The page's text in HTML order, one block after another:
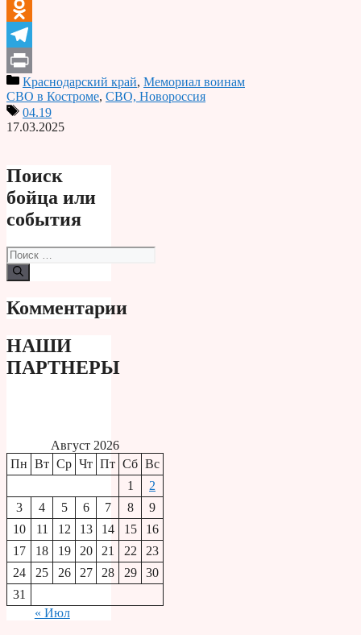
VK
Odnoklassniki
Telegram
PrintКраснодарский край, Мемориал воинам
СВО в Костроме, СВО, Новороссия
04.19
17.03.2025
Поиск
бойца или
события
Поиск:
Комментарии
НАШИ
ПАРТНЕРЫ
Август 2026
Пн Вт Ср Чт Пт Сб Вс
1
2
3
4 5 6 7 8
9
10
11 12 13 14 15
16
17
18 19 20 21 22
23
24
25 26 27 28 29
30
31
« Июл